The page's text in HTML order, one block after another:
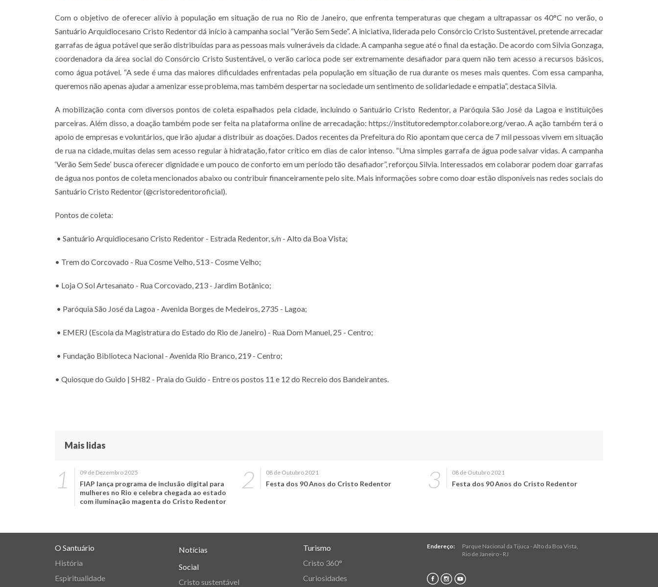
Com o objetivo de oferecer alívio à população em situação de rua no Rio de Janeiro, que enfrenta temperaturas que chegam a ultrapassar os 40°C no verão, o
Santuário Arquidiocesano Cristo Redentor dá início à campanha social “Verão Sem Sede”. A iniciativa, liderada pelo Consórcio Cristo Sustentável, pretende arrecadar
garrafas de água potável que serão distribuídas para as pessoas mais vulneráveis da cidade. A campanha segue até o final da estação. De acordo com Silvia Gonzaga,
coordenadora da área social do Consórcio Cristo Sustentável, o verão carioca pode ser extremamente desafiador para quem não tem acesso a recursos básicos,
como água potável. “A sede é uma das maiores dificuldades enfrentadas pela população em situação de rua durante os meses mais quentes. Com essa campanha,
queremos não apenas ajudar a amenizar esse problema, mas também despertar na sociedade um sentimento de solidariedade e empatia”, destaca Silvia.
A mobilização conta com diversos pontos de coleta espalhados pela cidade, incluindo o Santuário Cristo Redentor, a Paróquia São José da Lagoa e instituições
parceiras. Além disso, a doação também pode ser feita na plataforma online de arrecadação: https://institutoredemptor.colabore.org/verao. A ação também terá o
apoio de empresas e voluntários, que irão ajudar a distribuir as doações. Dados recentes da Prefeitura do Rio apontam que cerca de 7 mil pessoas vivem em situação
de rua na cidade, muitas delas sem acesso regular à hidratação, fator crítico em dias de calor intenso. “Uma simples garrafa de água pode salvar vidas. A campanha
‘Verão Sem Sede’ busca oferecer dignidade e um pouco de conforto em um período tão desafiador”, reforçou Silvia. Interessados em colaborar podem doar garrafas
de água nos pontos de coleta mencionados abaixo ou contribuir financeiramente pelo site. Mais informações sobre como doar estão disponíveis nas redes sociais do
Santuário Cristo Redentor (@cristoredentoroficial).
Pontos de coleta:
• Santuário Arquidiocesano Cristo Redentor - Estrada Redentor, s/n - Alto da Boa Vista;
• Trem do Corcovado - Rua Cosme Velho, 513 - Cosme Velho;
• Loja O Sol Artesanato - Rua Corcovado, 213 - Jardim Botânico;
• Paróquia São José da Lagoa - Avenida Borges de Medeiros, 2735 - Lagoa;
• EMERJ (Escola da Magistratura do Estado do Rio de Janeiro) - Rua Dom Manuel, 25 - Centro;
• Fundação Biblioteca Nacional - Avenida Rio Branco, 219 - Centro;
• Quiosque do Guido | SH82 - Praia do Guido - Entre os postos 11 e 12 do Recreio dos Bandeirantes.
Mais lidas
09 de Dezembro 2025
FIAP lança programa de inclusão digital para
mulheres no Rio e celebra chegada ao estado
com iluminação magenta do Cristo Redentor
08 de Outubro 2021
Festa dos 90 Anos do Cristo Redentor
08 de Outubro 2021
Festa dos 90 Anos do Cristo Redentor
O Santuário
História
Espiritualidade
Notícias
Social
Cristo sustentável
Turismo
Cristo 360°
Curiosidades
Endereço: Parque Nacional da Tijuca - Alto da Boa Vista
Rio de Janeiro- RJ